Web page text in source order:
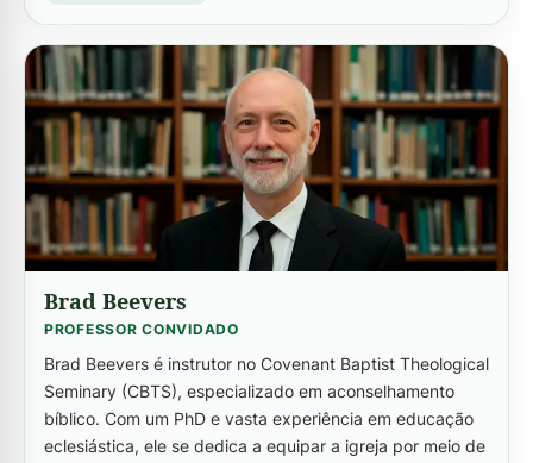
-->
Brad Beevers
PROFESSOR CONVIDADO
Brad Beevers é instrutor no Covenant Baptist Theological
Seminary (CBTS), especializado em aconselhamento
bíblico. Com um PhD e vasta experiência em educação
eclesiástica, ele se dedica a equipar a igreja por meio de